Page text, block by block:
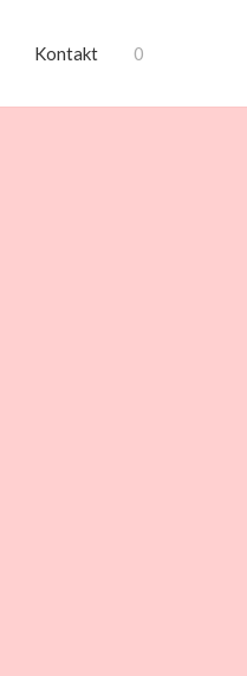
Kontakt 0